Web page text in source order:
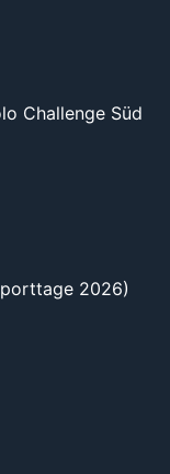
Challenge Süd
2026)